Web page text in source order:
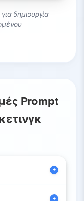
δημιουργία
Prompt